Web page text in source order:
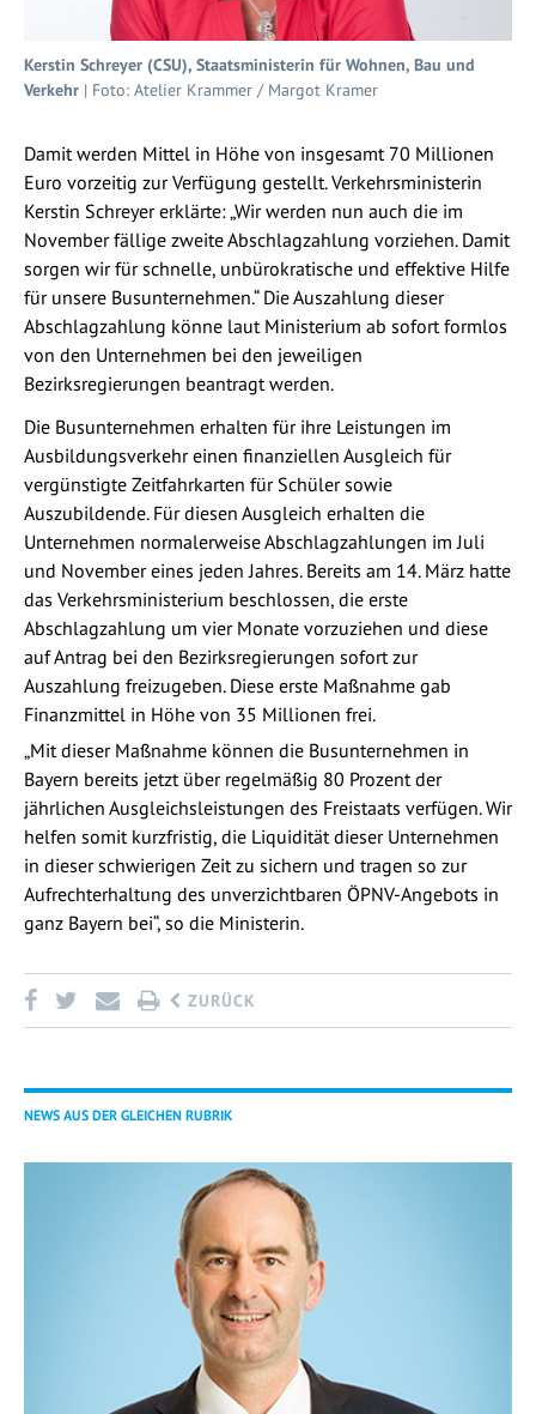
Kerstin Schreyer (CSU), Staatsministerin für Wohnen, Bau und
Verkehr | Foto: Atelier Krammer / Margot Kramer
Damit werden Mittel in Höhe von insgesamt 70 Millionen
Euro vorzeitig zur Verfügung gestellt. Verkehrsministerin
Kerstin Schreyer erklärte: „Wir werden nun auch die im
November fällige zweite Abschlagzahlung vorziehen. Damit
sorgen wir für schnelle, unbürokratische und effektive Hilfe
für unsere Busunternehmen.“ Die Auszahlung dieser
Abschlagzahlung könne laut Ministerium ab sofort formlos
von den Unternehmen bei den jeweiligen
Bezirksregierungen beantragt werden.
Die Busunternehmen erhalten für ihre Leistungen im
Ausbildungsverkehr einen finanziellen Ausgleich für
vergünstigte Zeitfahrkarten für Schüler sowie
Auszubildende. Für diesen Ausgleich erhalten die
Unternehmen normalerweise Abschlagzahlungen im Juli
und November eines jeden Jahres. Bereits am 14. März hatte
das Verkehrsministerium beschlossen, die erste
Abschlagzahlung um vier Monate vorzuziehen und diese
auf Antrag bei den Bezirksregierungen sofort zur
Auszahlung freizugeben. Diese erste Maßnahme gab
Finanzmittel in Höhe von 35 Millionen frei.
„Mit dieser Maßnahme können die Busunternehmen in
Bayern bereits jetzt über regelmäßig 80 Prozent der
jährlichen Ausgleichsleistungen des Freistaats verfügen. Wir
helfen somit kurzfristig, die Liquidität dieser Unternehmen
in dieser schwierigen Zeit zu sichern und tragen so zur
Aufrechterhaltung des unverzichtbaren ÖPNV-Angebots in
ganz Bayern bei“, so die Ministerin.
ZURÜCK
NEWS AUS DER GLEICHEN RUBRIK